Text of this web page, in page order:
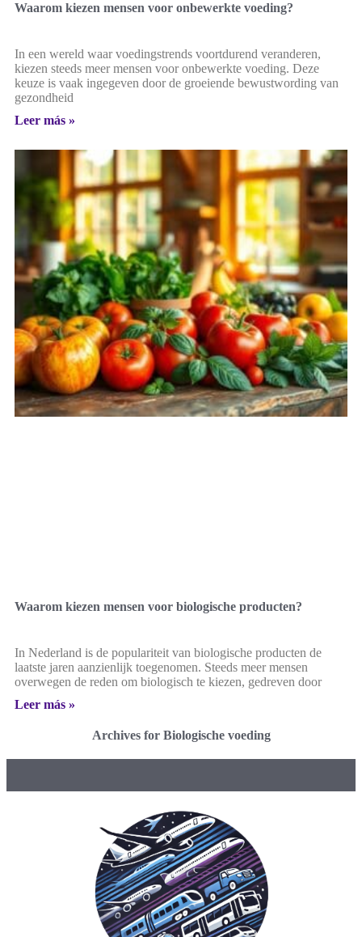
Waarom kiezen mensen voor onbewerkte voeding?
In een wereld waar voedingstrends voortdurend veranderen,
kiezen steeds meer mensen voor onbewerkte voeding. Deze
keuze is vaak ingegeven door de groeiende bewustwording van
gezondheid
Leer más »
Waarom kiezen mensen voor biologische producten?
In Nederland is de populariteit van biologische producten de
laatste jaren aanzienlijk toegenomen. Steeds meer mensen
overwegen de reden om biologisch te kiezen, gedreven door
Leer más »
Archives for Biologische voeding